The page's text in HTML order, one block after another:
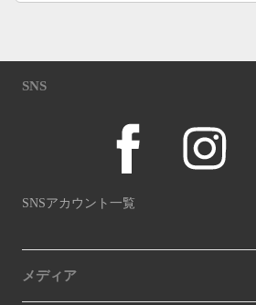
SNS
SNSアカウント一覧
メディア